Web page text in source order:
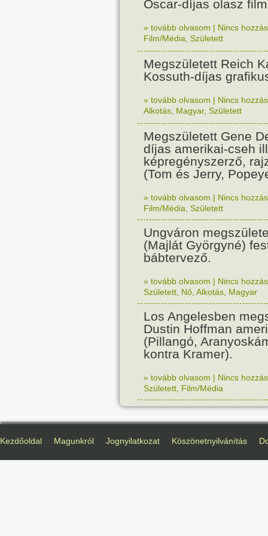
Oscar-díjas olasz
» tovább olvasom | Nincs
Film/Média Született
Megszületett Reich
Kossuth-díjas
» tovább olvasom | Nincs
Alkotás Magyar, Született
Megszületett Gene
díjas amerikai-cseh
képregényszerző,
(Tom és Jerry,
» tovább olvasom | Nincs
Film/Média Született
Ungváron
(Majlát Györgyné)
bábtervező.
» tovább olvasom | Nincs
Született Nő Alkotás Magyar
Los Angelesben
Dustin Hoffman
(Pillangó,
kontra Kramer).
» tovább olvasom | Nincs
Született Film/Média
Kezdőoldal Magunkról Jognyilatkozat Köszönetnyilvánítás